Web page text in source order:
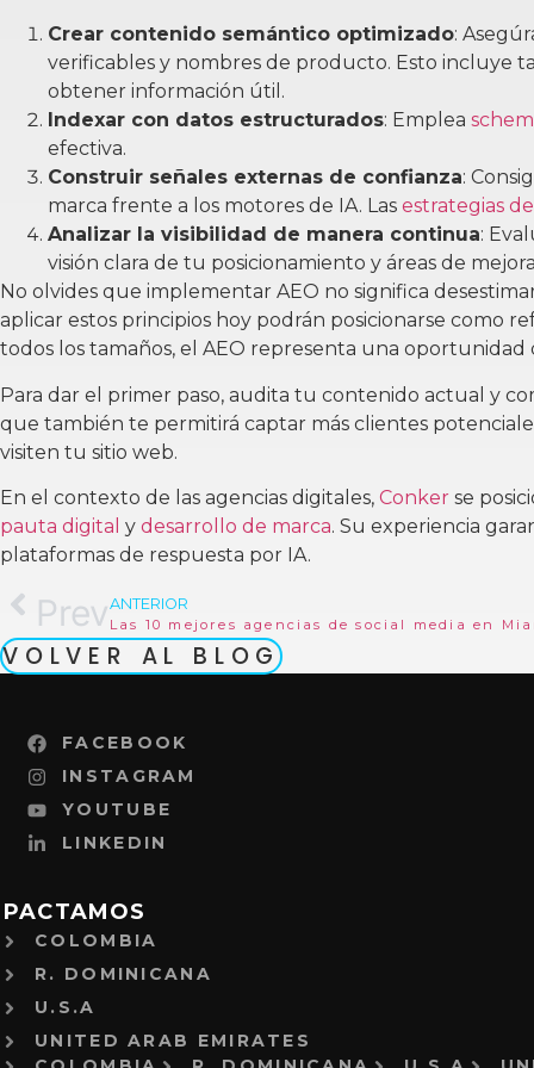
Crear contenido semántico optimizado:
verificables y nombres de producto. Esto incluye
obtener información útil.
Indexar con datos estructurados: Emplea
efectiva.
Construir señales externas de confianza:
marca frente a los motores de IA. Las estrategias
Analizar la visibilidad de manera continua:
visión clara de tu posicionamiento y áreas de
No olvides que implementar AEO no significa
aplicar estos principios hoy podrán posicionarse como
todos los tamaños, el AEO representa una
Para dar el primer paso, audita tu contenido actual y
que también te permitirá captar más clientes
visiten tu sitio web.
En el contexto de las agencias digitales, Conker se
pauta digital y desarrollo de marca. Su experiencia
plataformas de respuesta por IA.
PrevANTERIOR
Las 10 mejores agencias de social media en
VOLVER AL BLOG
FACEBOOK
INSTAGRAM
YOUTUBE
LINKEDIN
COLOMBIA
R. DOMINICANA
U.S.A
UNITED ARAB EMIRATES